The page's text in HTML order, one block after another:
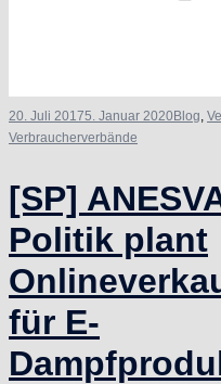
20. Juli 20175. Januar 2020 Blog,
Verbraucherverbände
[SP]
Politik plant
für E-